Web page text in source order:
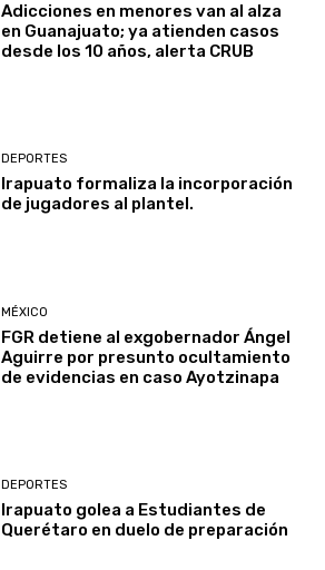
Adicciones en menores van al alza
en Guanajuato; ya atienden casos
desde los 10 años, alerta CRUB
DEPORTES
Irapuato formaliza la incorporación
de jugadores al plantel.
MÉXICO
FGR detiene al exgobernador Ángel
Aguirre por presunto ocultamiento
de evidencias en caso Ayotzinapa
DEPORTES
Irapuato golea a Estudiantes de
Querétaro en duelo de preparación